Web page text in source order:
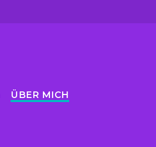
ÜBER MICH